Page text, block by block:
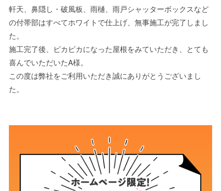
軒天、鼻隠し・破風板、雨樋、雨戸シャッターボックスなど
の付帯部はすべてホワイトで仕上げ、無事施工が完了しまし
た。
施工完了後、ピカピカになった屋根をみていただき、とても
喜んでいただいたA様。
この度は弊社をご利用いただき誠にありがとうございまし
た。